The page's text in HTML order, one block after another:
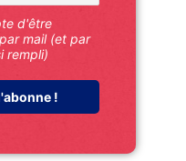
d'être
mail (et par
rempli)